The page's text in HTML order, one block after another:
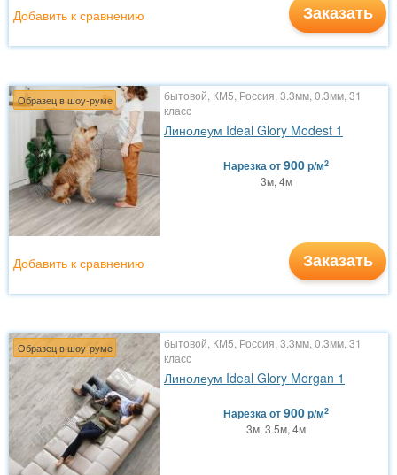
Заказать
Добавить к сравнению
Образец в шоу-руме
бытовой, КМ5, Россия, 3.3мм, 0.3мм, 31
класс
Линолеум Ideal Glory Modest 1
Нарезкаот900р/м2
3м, 4м
Заказать
Добавить к сравнению
Образец в шоу-руме
бытовой, КМ5, Россия, 3.3мм, 0.3мм, 31
класс
Линолеум Ideal Glory Morgan 1
Нарезкаот900р/м2
3м, 3.5м, 4м